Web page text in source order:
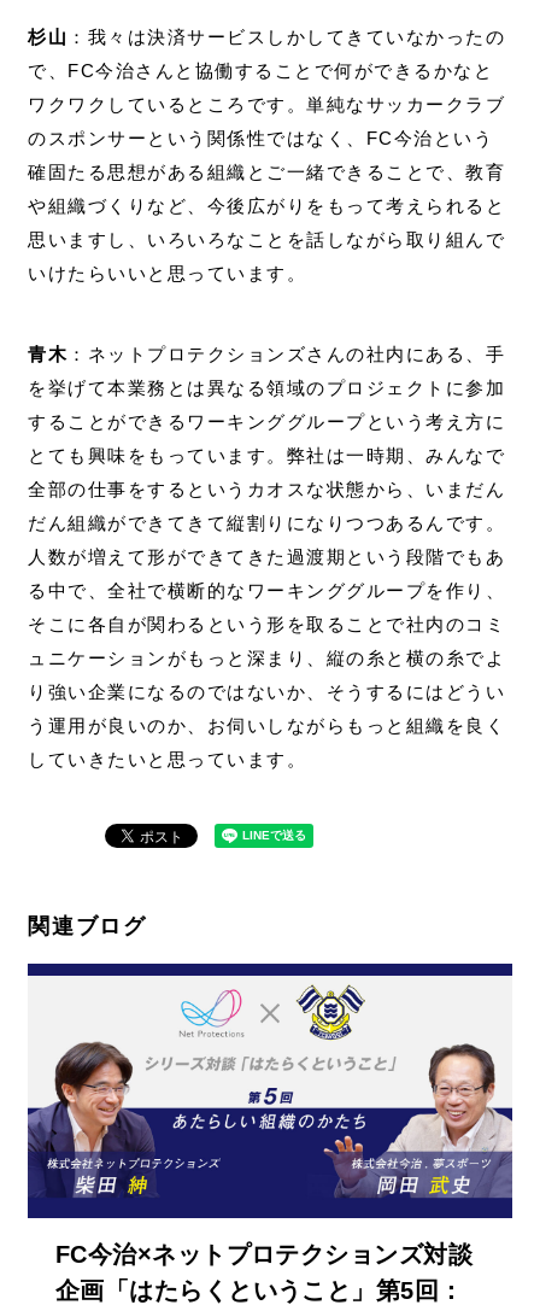
杉山 ：我々は決済サービスしかしてきていなかったの
で、FC今治さんと協働することで何ができるかなと
ワクワクしているところです。単純なサッカークラブ
のスポンサーという関係性ではなく、FC今治という
確固たる思想がある組織とご一緒できることで、教育
や組織づくりなど、今後広がりをもって考えられると
思いますし、いろいろなことを話しながら取り組んで
いけたらいいと思っています。
青木 ：ネットプロテクションズさんの社内にある、手
を挙げて本業務とは異なる領域のプロジェクトに参加
することができるワーキンググループという考え方に
とても興味をもっています。弊社は一時期、みんなで
全部の仕事をするというカオスな状態から、いまだん
だん組織ができてきて縦割りになりつつあるんです。
人数が増えて形ができてきた過渡期という段階でもあ
る中で、全社で横断的なワーキンググループを作り、
そこに各自が関わるという形を取ることで社内のコミ
ュニケーションがもっと深まり、縦の糸と横の糸でよ
り強い企業になるのではないか、そうするにはどうい
う運用が良いのか、お伺いしながらもっと組織を良く
していきたいと思っています。
関連ブログ
FC今治×ネットプロテクションズ対談
企画「はたらくということ」第5回：